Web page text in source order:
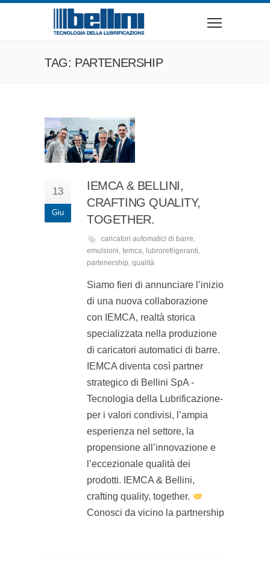
TAG: PARTENERSHIP
13
Giu
IEMCA & BELLINI,
CRAFTING QUALITY,
TOGETHER.
caricatori automatici di barre,
emulsioni, Iemca, lubrorefrigeranti,
partenership, qualità
Siamo fieri di annunciare l’inizio
di una nuova collaborazione
con IEMCA, realtà storica
specializzata nella produzione
di caricatori automatici di barre.
IEMCA diventa così partner
strategico di Bellini SpA -
Tecnologia della Lubrificazione-
per i valori condivisi, l’ampia
esperienza nel settore, la
propensione all’innovazione e
l’eccezionale qualità dei
prodotti. IEMCA & Bellini,
crafting quality, together.
Conosci da vicino la partnership